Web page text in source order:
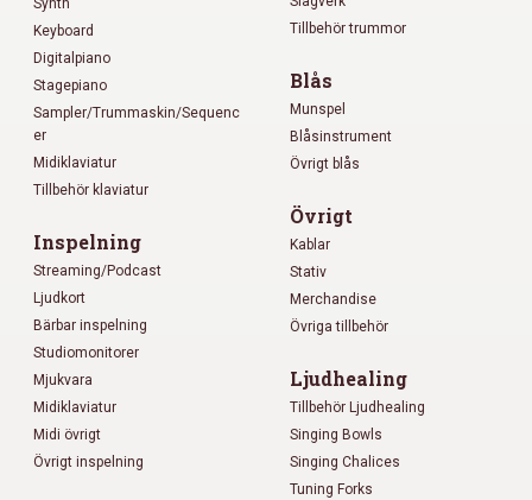
Synth
Keyboard
Digitalpiano
Stagepiano
Sampler/Trummaskin/Sequenc
er
Midiklaviatur
Tillbehör klaviatur
Inspelning
Streaming/Podcast
Ljudkort
Bärbar inspelning
Studiomonitorer
Mjukvara
Midiklaviatur
Midi övrigt
Övrigt inspelning
Tillbehör trummor
Blås
Munspel
Blåsinstrument
Övrigt blås
Övrigt
Kablar
Stativ
Merchandise
Övriga tillbehör
Ljudhealing
Tillbehör Ljudhealing
Singing Bowls
Singing Chalices
Tuning Forks